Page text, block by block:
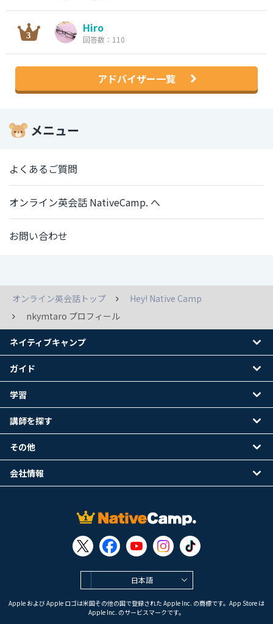
Hiro
回答数：110
アドバイザー一覧
メニュー
よくあるご質問
オンライン英会話 NativeCamp. へ
お問い合わせ
オンライン英会話トップ
Hey! Native Camp
nkymtaro プロフィール
日本語
Apple および Apple ロゴは米国その他の国で登録された Apple Inc. の商標です。App Store は
Apple Inc. のサービスマークです。
ネイティブキャンプ
ガイド
学習
講師を探す
その他
会社情報